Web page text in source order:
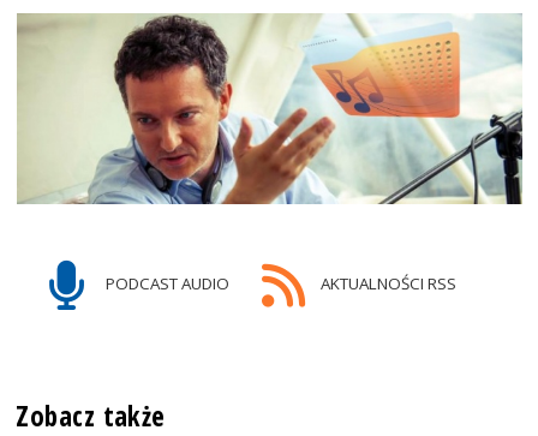
PODCAST AUDIO AKTUALNOŚCI RSS
Zobacz także